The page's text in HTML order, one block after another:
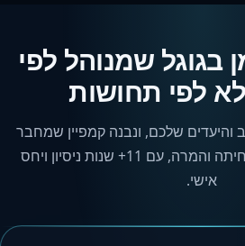
בגוגל שמנוהל לפי
לא לפי תחושות
שלכם, ונבנה קמפיין שמחבר
בין חיפוש, מודעה, דף נחיתה והמרה, עם 11+ שנות ניסיון ויחס
אישי.